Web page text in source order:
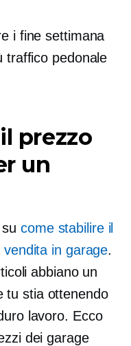
i fine settimana
traffico pedonale
prezzo
un
come stabilire il
in garage.
abbiano un
tu stia ottenendo
lavoro. Ecco
dei garage